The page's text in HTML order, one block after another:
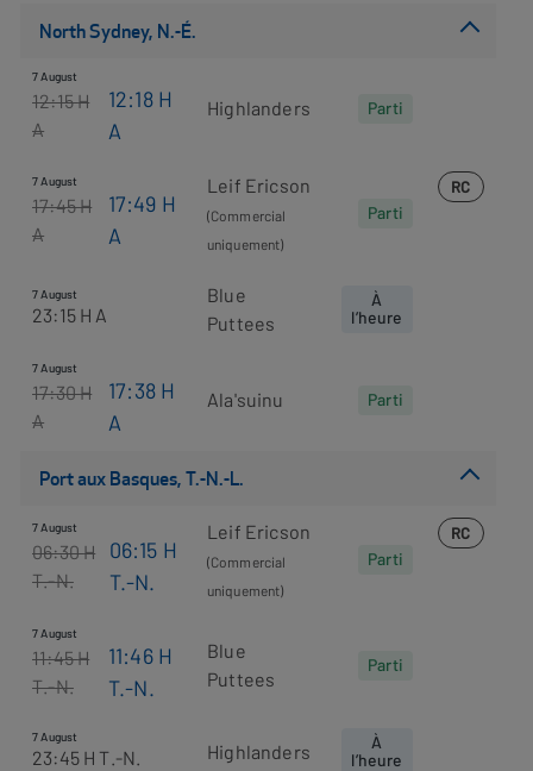
North Sydney, N.-É.
7 August
12:15H
A
12:18 H
A
Highlanders Parti
7 August
17:45H
A
17:49 H
A
Leif Ericson
(Commercial
uniquement)
Parti
RC
7 August
23:15 H A
Blue
Puttees
À
l’heure
7 August
17:30H
A
17:38 H
A
Ala'suinu Parti
Port aux Basques, T.-N.-L.
7 August
06:30H
T.-N.
06:15 H
T.-N.
Leif Ericson
(Commercial
uniquement)
Parti
RC
7 August
11:45H
T.-N.
11:46 H
T.-N.
Blue
Puttees
Parti
7 August
23:45 H T.-N. Highlanders
À
l’heure